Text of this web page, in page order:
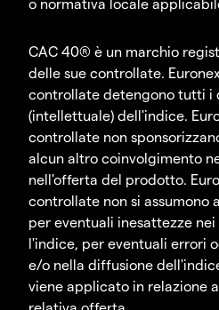
o normativa locale
CAC 40® è un marchio
delle sue controllate.
controllate detengono tutti
(intellettuale) dell'indice.
controllate non
alcun altro coinvolgimento
nell'offerta del prodotto.
controllate non si assumono
per eventuali inesattezze nei
l'indice, per eventuali errori
e/o nella diffusione
viene applicato in relazione